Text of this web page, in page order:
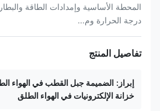
المحطة الأساسية وإمدادات الطاقة
درجة الحرارة وم...
تفاصيل المنتج
إبراز: الضميمة جبل القطب في الهواء
خزانة الإلكترونيات في الهواء الطلق